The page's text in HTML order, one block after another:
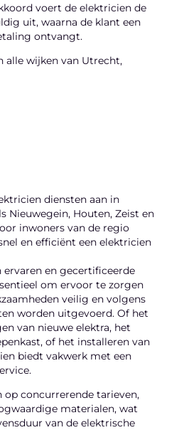
voert de elektricien de
uit, waarna de klant een
ontvangt.
alle wijken van Utrecht,
diensten aan in
Nieuwegein, Houten, Zeist en
inwoners van de regio
en efficiënt een elektricien
ervaren en gecertificeerde
om ervoor te zorgen
veilig en volgens
worden uitgevoerd. Of het
van nieuwe elektra, het
of het installeren van
biedt vakwerk met een
op concurrerende tarieven,
materialen, wat
van de elektrische